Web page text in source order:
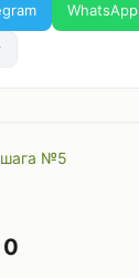
WhatsApp
№5
0